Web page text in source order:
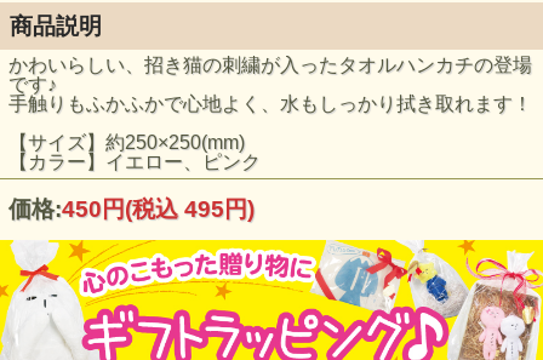
商品説明
かわいらしい、招き猫の刺繍が入ったタオルハンカチの登場
です♪
手触りもふかふかで心地よく、水もしっかり拭き取れます！
【サイズ】約250×250(mm)
【カラー】イエロー、ピンク
価格:450円(税込 495円)